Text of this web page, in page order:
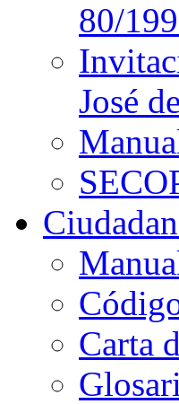
80/
José
Carta